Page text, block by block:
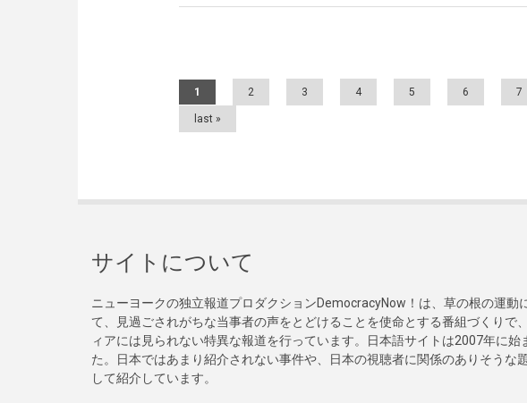
Pages
1 2 3 4 5 6 7
last »
サイトについて
ニューヨークの独立報道プロダクションDemocracyNow！は、草の根の運動
て、見過ごされがちな当事者の声をとどけることを使命とする番組づくりで
ィアには見られない特異な報道を行っています。日本語サイトは2007年に始
た。日本ではあまり紹介されない事件や、日本の視聴者に関係のありそうな
して紹介しています。